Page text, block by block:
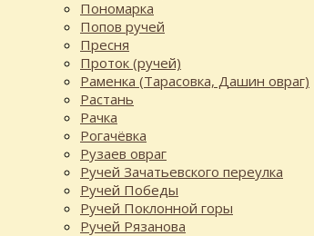
Пономарка
Попов ручей
Пресня
Проток (ручей)
Раменка (Тарасовка, Дашин овраг)
Растань
Рачка
Рогачёвка
Рузаев овраг
Ручей Зачатьевского переулка
Ручей Победы
Ручей Поклонной горы
Ручей Рязанова